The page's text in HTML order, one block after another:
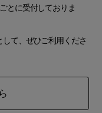
とに受付しておりま
て、ぜひご利用くださ